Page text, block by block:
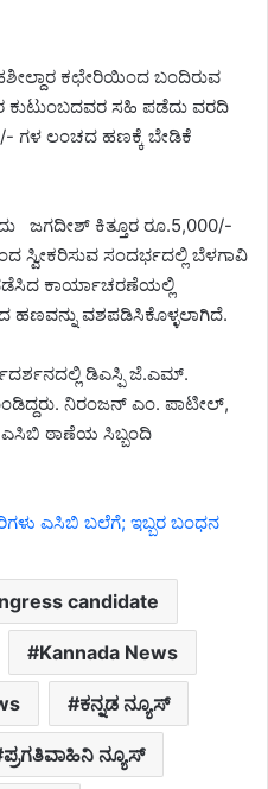
ಕಛೇರಿಯಿಂದ ಬಂದಿರುವ
ಕುಟುಂಬದವರ ಸಹಿ ಪಡೆದು ವರದಿ
ಗಳ ಲಂಚದ ಹಣಕ್ಕೆ ಬೇಡಿಕೆ
ಜಗದೀಶ್ ಕಿತ್ತೂರ ರೂ.5,000/-
ಸಂದರ್ಭದಲ್ಲಿ ಬೆಳಗಾವಿ
ನಡೆಸಿದ ಕಾರ್ಯಾಚರಣೆಯಲ್ಲಿ
ಹಣವನ್ನು ವಶಪಡಿಸಿಕೊಳ್ಳಲಾಗಿದೆ.
ಡಿಎಸ್ಪಿ ಜೆ.ಎಮ್.
ನಿರಂಜನ್ ಎಂ. ಪಾಟೀಲ್,
ಎಸಿಬಿ ಠಾಣೆಯ ಸಿಬ್ಬಂದಿ
ಎಸಿಬಿ ಬಲೆಗೆ; ಇಬ್ಬರ ಬಂಧನ
candidate
Kannada News
ಕನ್ನಡ ನ್ಯೂಸ್
ಪ್ರಗತಿವಾಹಿನಿ ನ್ಯೂಸ್